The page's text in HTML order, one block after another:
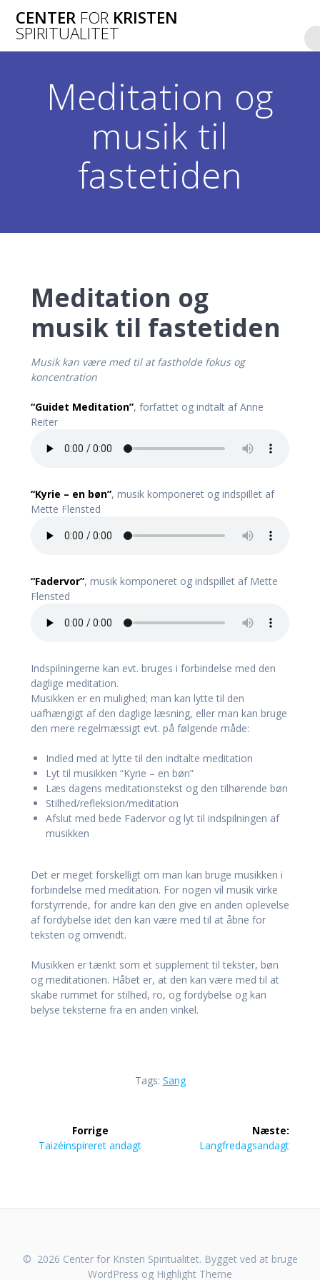
to
CENTER FOR KRISTEN
SPIRITUALITET
Meditation og
musik til
fastetiden
Meditation og
musik til fastetiden
Musik kan være med til at fastholde fokus og
koncentration
“Guidet Meditation”, forfattet og indtalt af Anne
Reiter
“Kyrie – en bøn”, musik komponeret og indspillet af
Mette Flensted
“Fadervor”, musik komponeret og indspillet af Mette
Flensted
Indspilningerne kan evt. bruges i forbindelse med den
daglige meditation.
Musikken er en mulighed; man kan lytte til den
uafhængigt af den daglige læsning, eller man kan bruge
den mere regelmæssigt evt. på følgende måde:
Indled med at lytte til den indtalte meditation
Lyt til musikken “Kyrie – en bøn”
Læs dagens meditationstekst og den tilhørende bøn
Stilhed/refleksion/meditation
Afslut med bede Fadervor og lyt til indspilningen af
musikken
Det er meget forskelligt om man kan bruge musikken i
forbindelse med meditation. For nogen vil musik virke
forstyrrende, for andre kan den give en anden oplevelse
af fordybelse idet den kan være med til at åbne for
teksten og omvendt.
Musikken er tænkt som et supplement til tekster, bøn
og meditationen. Håbet er, at den kan være med til at
skabe rummet for stilhed, ro, og fordybelse og kan
belyse teksterne fra en anden vinkel.
Tags: Sang
Indlægsnavigation
Forrige
Forrige
Taizéinspireret andagt
Næste:
Næste
Langfredagsandagt
© 2026 Center for Kristen Spiritualitet. Bygget ved at bruge
WordPress og Highlight Theme